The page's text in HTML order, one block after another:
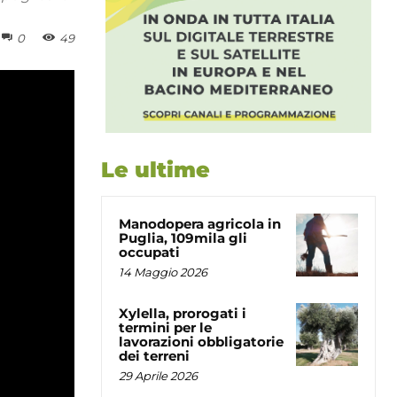
0 49
Le ultime
Manodopera agricola in
Puglia, 109mila gli
occupati
14 Maggio 2026
Xylella, prorogati i
termini per le
lavorazioni obbligatorie
dei terreni
29 Aprile 2026